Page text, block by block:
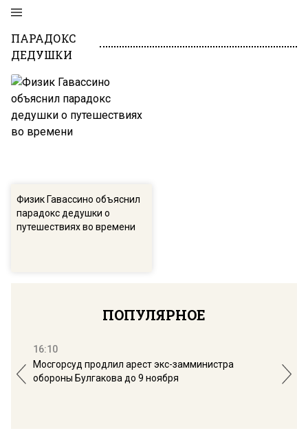
ПАРАДОКС
ДЕДУШКИ
Физик Гавассино объяснил
парадокс дедушки о
путешествиях во времени
ПОПУЛЯРНОЕ
16:10
Мосгорсуд продлил арест экс-замминистра
обороны Булгакова до 9 ноября